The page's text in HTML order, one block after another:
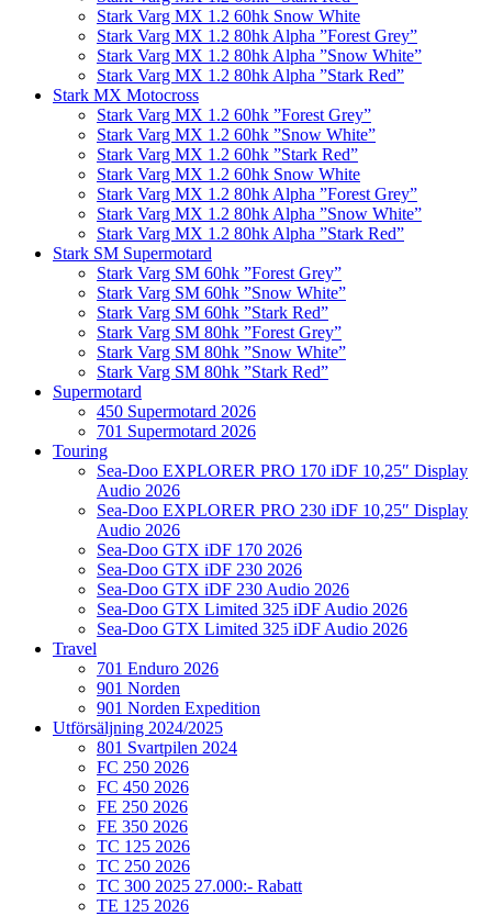
Stark Varg MX 1.2 60hk Snow White
Stark Varg MX 1.2 80hk Alpha ”Forest Grey”
Stark Varg MX 1.2 80hk Alpha ”Snow White”
Stark Varg MX 1.2 80hk Alpha ”Stark Red”
Stark MX Motocross
Stark Varg MX 1.2 60hk ”Forest Grey”
Stark Varg MX 1.2 60hk ”Snow White”
Stark Varg MX 1.2 60hk ”Stark Red”
Stark Varg MX 1.2 60hk Snow White
Stark Varg MX 1.2 80hk Alpha ”Forest Grey”
Stark Varg MX 1.2 80hk Alpha ”Snow White”
Stark Varg MX 1.2 80hk Alpha ”Stark Red”
Stark SM Supermotard
Stark Varg SM 60hk ”Forest Grey”
Stark Varg SM 60hk ”Snow White”
Stark Varg SM 60hk ”Stark Red”
Stark Varg SM 80hk ”Forest Grey”
Stark Varg SM 80hk ”Snow White”
Stark Varg SM 80hk ”Stark Red”
Supermotard
450 Supermotard 2026
701 Supermotard 2026
Touring
Sea-Doo EXPLORER PRO 170 iDF 10,25″ Display
Audio 2026
Sea-Doo EXPLORER PRO 230 iDF 10,25″ Display
Audio 2026
Sea-Doo GTX iDF 170 2026
Sea-Doo GTX iDF 230 2026
Sea-Doo GTX iDF 230 Audio 2026
Sea-Doo GTX Limited 325 iDF Audio 2026
Sea-Doo GTX Limited 325 iDF Audio 2026
Travel
701 Enduro 2026
901 Norden
901 Norden Expedition
Utförsäljning 2024/2025
801 Svartpilen 2024
FC 250 2026
FC 450 2026
FE 250 2026
FE 350 2026
TC 125 2026
TC 250 2026
TC 300 2025 27.000:- Rabatt
TE 125 2026